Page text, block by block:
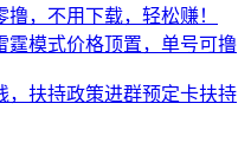
，不用下载，轻松赚！
霆模式价格顶置，单号可撸
，扶持政策进群预定卡扶持